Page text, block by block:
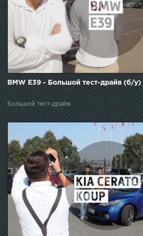
BMW E39 - Большой тест-драйв (б/
Большой тест-драйв